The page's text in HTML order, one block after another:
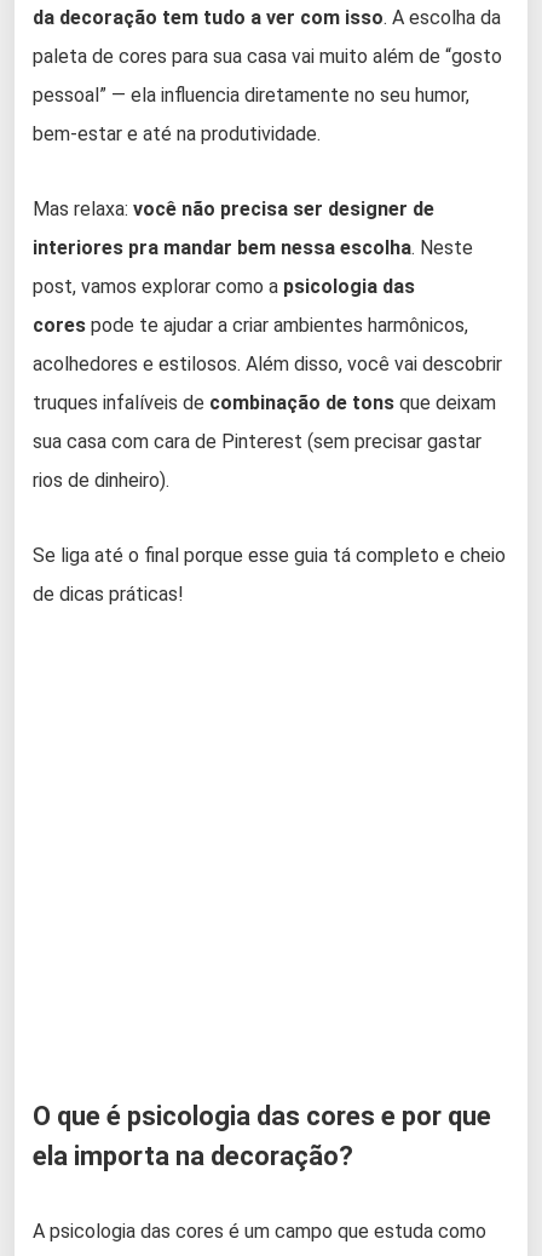
da decoração tem tudo a ver com isso. A escolha da
paleta de cores para sua casa vai muito além de “gosto
pessoal” — ela influencia diretamente no seu humor,
bem-estar e até na produtividade.
Mas relaxa: você não precisa ser designer de
interiores pra mandar bem nessa escolha. Neste
post, vamos explorar como a psicologia das
cores pode te ajudar a criar ambientes harmônicos,
acolhedores e estilosos. Além disso, você vai descobrir
truques infalíveis de combinação de tons que deixam
sua casa com cara de Pinterest (sem precisar gastar
rios de dinheiro).
Se liga até o final porque esse guia tá completo e cheio
de dicas práticas!
O que é psicologia das cores e por que
ela importa na decoração?
A psicologia das cores é um campo que estuda como